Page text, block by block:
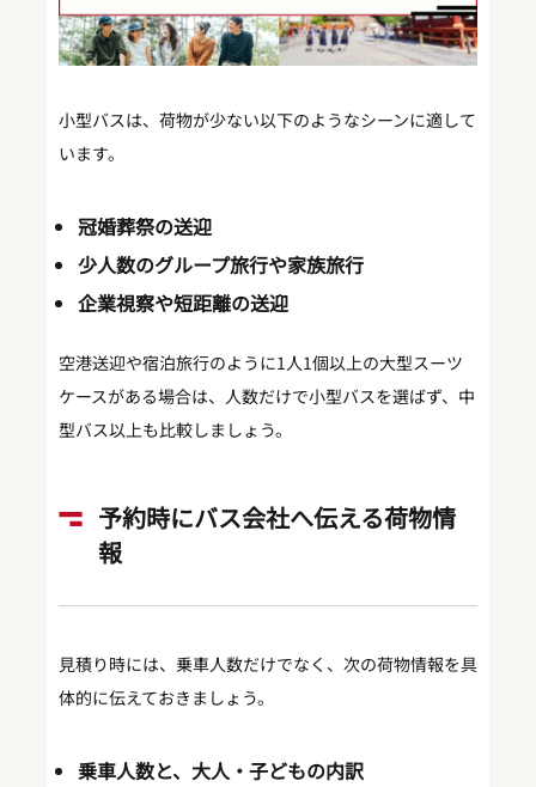
小型バスは、荷物が少ない以下のようなシーンに適して
います。
冠婚葬祭の送迎
少人数のグループ旅行や家族旅行
企業視察や短距離の送迎
空港送迎や宿泊旅行のように1人1個以上の大型スーツ
ケースがある場合は、人数だけで小型バスを選ばず、中
型バス以上も比較しましょう。
予約時にバス会社へ伝える荷物情
報
見積り時には、乗車人数だけでなく、次の荷物情報を具
体的に伝えておきましょう。
乗車人数と、大人・子どもの内訳